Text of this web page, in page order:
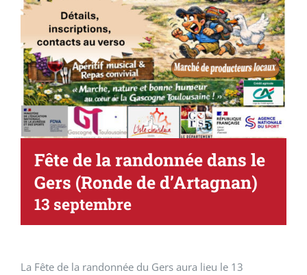
Fête de la randonnée dans le
Gers (Ronde de d’Artagnan)
13 septembre
La Fête de la randonnée du Gers aura lieu le 13